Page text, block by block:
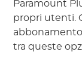
Paramount
propri utenti.
abbonamento
tra queste